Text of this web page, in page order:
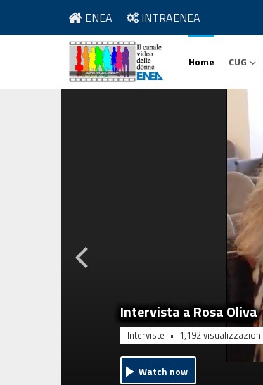
ENEA INTRAENEA
Home CUG
Intervista a Rosa Oliva
Interviste 1,192visualizzazioni
Watch now